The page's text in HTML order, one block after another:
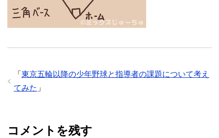
「 東京五輪以降の少年野球と指導者の課題について考え
てみた 」
コメントを残す